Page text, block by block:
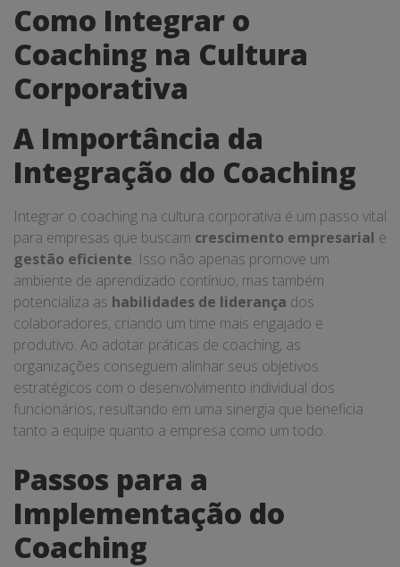
Como Integrar o
Coaching na Cultura
Corporativa
A Importância da
Integração do Coaching
Integrar o coaching na cultura corporativa é um passo vital
para empresas que buscam crescimento empresarial e
gestão eficiente. Isso não apenas promove um
ambiente de aprendizado contínuo, mas também
potencializa as habilidades de liderança dos
colaboradores, criando um time mais engajado e
produtivo. Ao adotar práticas de coaching, as
organizações conseguem alinhar seus objetivos
estratégicos com o desenvolvimento individual dos
funcionários, resultando em uma sinergia que beneficia
tanto a equipe quanto a empresa como um todo.
Passos para a
Implementação do
Coaching